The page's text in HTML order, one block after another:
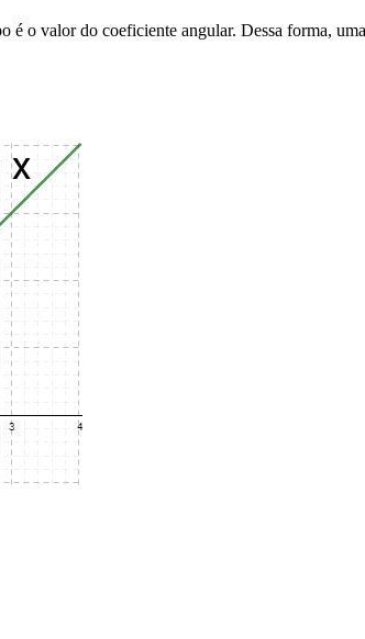
é o valor do coeficiente angular. Dessa forma,